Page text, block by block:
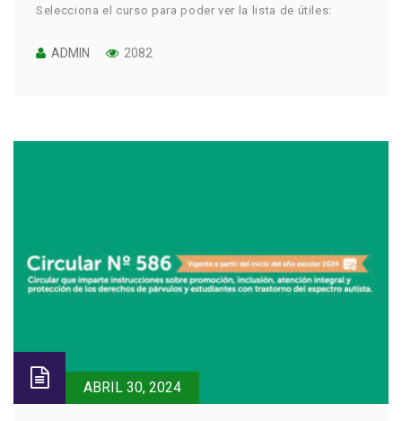
Selecciona el curso para poder ver la lista de útiles:
ADMIN 2082
ABRIL 30, 2024